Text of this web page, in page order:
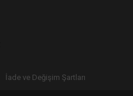
İade ve Değişim Şartları